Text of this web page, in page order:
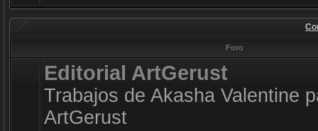
Foro
Editorial ArtGerust
Trabajos de Akasha Valentine
ArtGerust